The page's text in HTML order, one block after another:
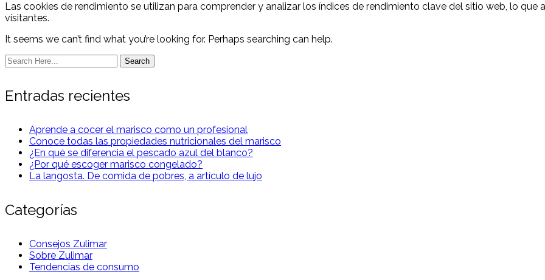
Las cookies de rendimiento se utilizan para comprender y analizar los índices de rendimiento clave del sitio web, lo que
visitantes.
It seems we can’t find what you’re looking for. Perhaps searching can help.
Search
Entradas recientes
Aprende a cocer el marisco como un profesional
Conoce todas las propiedades nutricionales del marisco
¿En qué se diferencia el pescado azul del blanco?
¿Por qué escoger marisco congelado?
La langosta. De comida de pobres, a artículo de lujo
Categorías
Consejos Zulimar
Sobre Zulimar
Tendencias de consumo